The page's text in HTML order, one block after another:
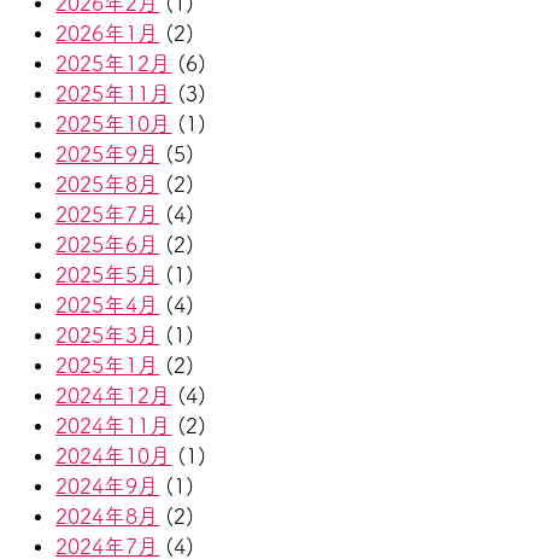
2026年1月
(2)
2025年12月
(6)
2025年11月
(3)
2025年10月
(1)
2025年9月
(5)
2025年8月
(2)
2025年7月
(4)
2025年6月
(2)
2025年5月
(1)
2025年4月
(4)
2025年3月
(1)
2025年1月
(2)
2024年12月
(4)
2024年11月
(2)
2024年10月
(1)
2024年9月
(1)
2024年8月
(2)
2024年7月
(4)